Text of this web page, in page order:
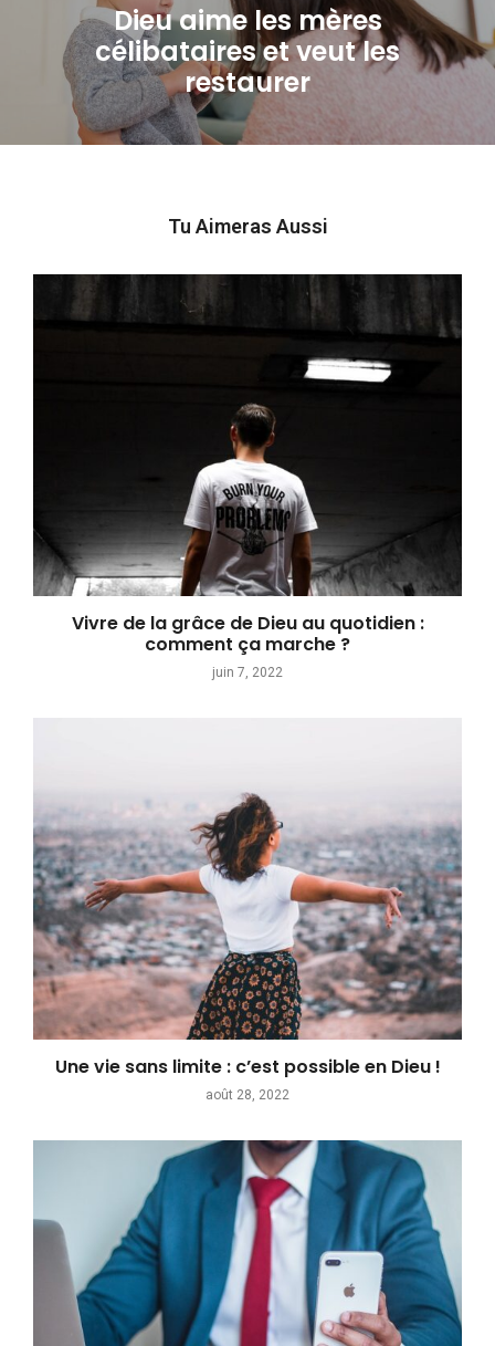
Next
post:
Dieu aime les mères
célibataires et veut les
restaurer
Tu Aimeras Aussi
Vivre de la grâce de Dieu au quotidien :
comment ça marche ?
juin 7, 2022
Une vie sans limite : c’est possible en Dieu !
août 28, 2022